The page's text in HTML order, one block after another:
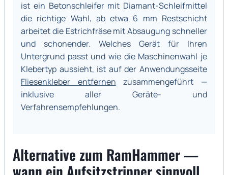
ist ein Betonschleifer mit Diamant-Schleifmittel
die richtige Wahl, ab etwa 6 mm Restschicht
arbeitet die Estrichfräse mit Absaugung schneller
und schonender. Welches Gerät für Ihren
Untergrund passt und wie die Maschinenwahl je
Klebertyp aussieht, ist auf der Anwendungsseite
Fliesenkleber entfernen zusammengeführt —
inklusive aller Geräte- und
Verfahrensempfehlungen.
Alternative zum RamHammer —